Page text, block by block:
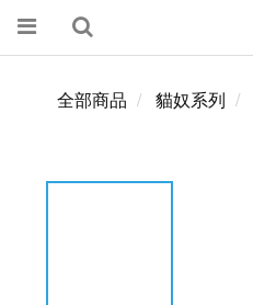
全部商品 貓奴系列